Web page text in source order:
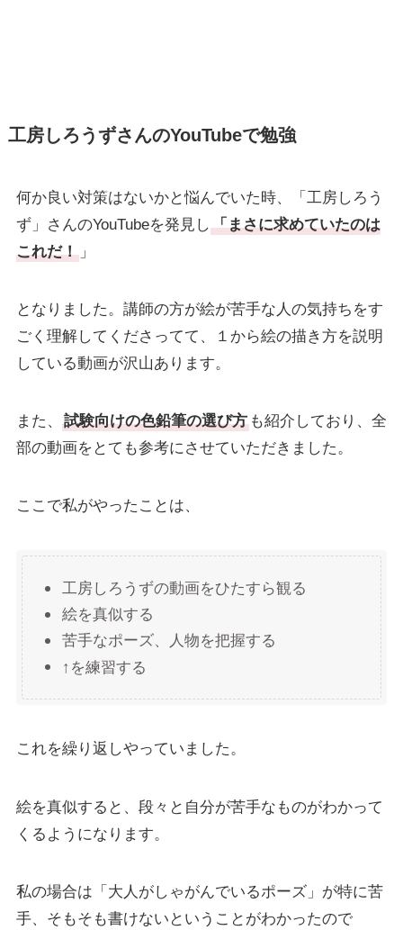
工房しろうずさんのYouTubeで勉強
何か良い対策はないかと悩んでいた時、「工房しろう
ず」さんのYouTubeを発見し 「まさに求めていたのは
これだ！」
となりました。講師の方が絵が苦手な人の気持ちをす
ごく理解してくださってて、１から絵の描き方を説明
している動画が沢山あります。
また、 試験向けの色鉛筆の選び方も紹介しており、全
部の動画をとても参考にさせていただきました。
ここで私がやったことは、
工房しろうずの動画をひたすら観る
絵を真似する
苦手なポーズ、人物を把握する
↑を練習する
これを繰り返しやっていました。
絵を真似すると、段々と自分が苦手なものがわかって
くるようになります。
私の場合は「大人がしゃがんでいるポーズ」が特に苦
手、そもそも書けないということがわかったので